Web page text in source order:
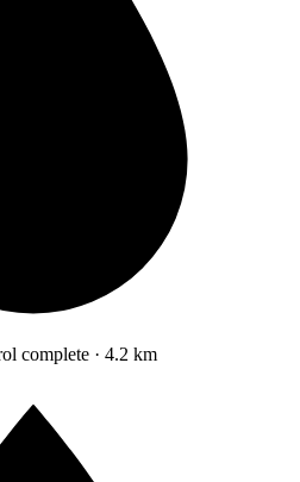
complete · 4.2 km